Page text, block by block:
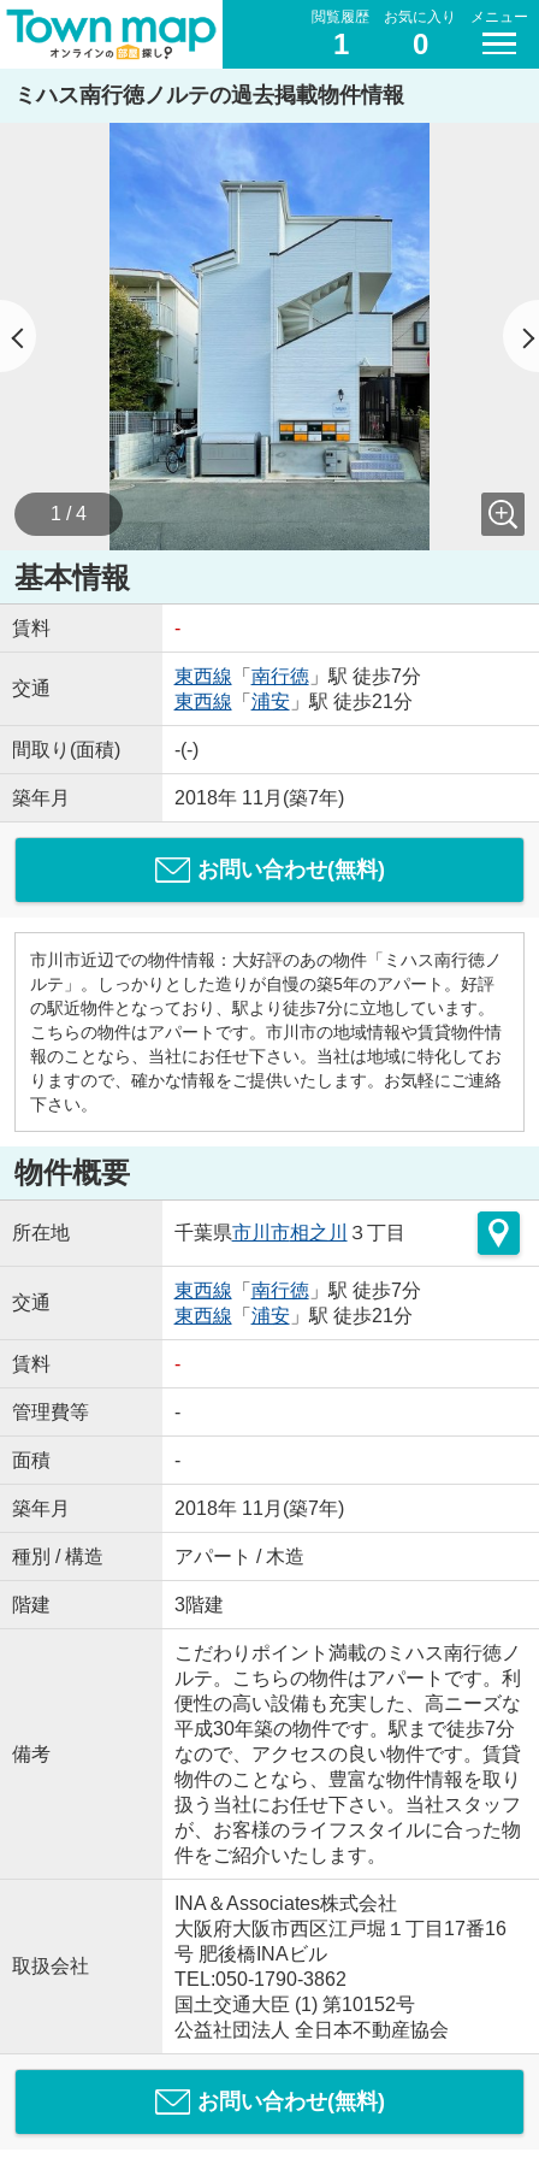
閲覧履歴
1
お気に入り
0
メニュー
ミハス南行徳ノルテの過去掲載物件情報
1 / 4
基本情報
賃料 -
交通
東西線 「 南行徳」駅 徒歩7分
東西線 「 浦安」駅 徒歩21分
間取り(面積) -(-)
築年月 2018年 11月(築7年)
お問い合わせ(無料)
市川市近辺での物件情報：大好評のあの物件「ミハス南行徳ノ
ルテ」。しっかりとした造りが自慢の築5年のアパート。好評
の駅近物件となっており、駅より徒歩7分に立地しています。
こちらの物件はアパートです。市川市の地域情報や賃貸物件情
報のことなら、当社にお任せ下さい。当社は地域に特化してお
りますので、確かな情報をご提供いたします。お気軽にご連絡
下さい。
物件概要
所在地 千葉県市川市相之川 ３丁目
交通
東西線 「 南行徳」駅 徒歩7分
東西線 「 浦安」駅 徒歩21分
賃料 -
管理費等 -
面積 -
築年月 2018年 11月(築7年)
種別 / 構造 アパート / 木造
階建 3階建
備考
こだわりポイント満載のミハス南行徳ノ
ルテ。こちらの物件はアパートです。利
便性の高い設備も充実した、高ニーズな
平成30年築の物件です。駅まで徒歩7分
なので、アクセスの良い物件です。賃貸
物件のことなら、豊富な物件情報を取り
扱う当社にお任せ下さい。当社スタッフ
が、お客様のライフスタイルに合った物
件をご紹介いたします。
取扱会社
INA＆Associates株式会社
大阪府大阪市西区江戸堀１丁目17番16
号 肥後橋INAビル
TEL:050-1790-3862
国土交通大臣 (1) 第10152号
公益社団法人 全日本不動産協会
お問い合わせ(無料)